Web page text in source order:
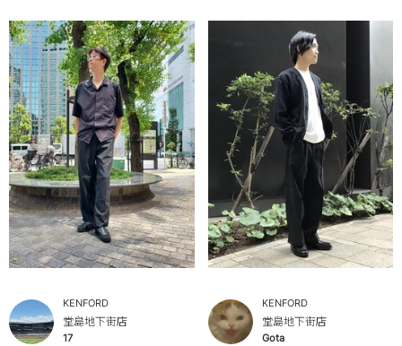
KENFORD
堂島地下街店
17
KENFORD
堂島地下街店
Gota